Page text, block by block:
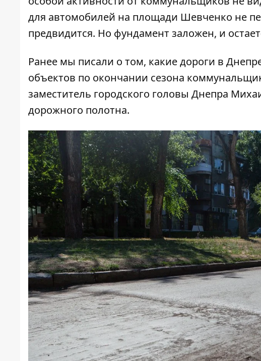
для автомобилей на площади Шевченко не
предвидится. Но фундамент заложен, и
Ранее мы писали о том, какие дороги в
объектов по окончании сезона
заместитель городского головы Днепра
дорожного полотна.